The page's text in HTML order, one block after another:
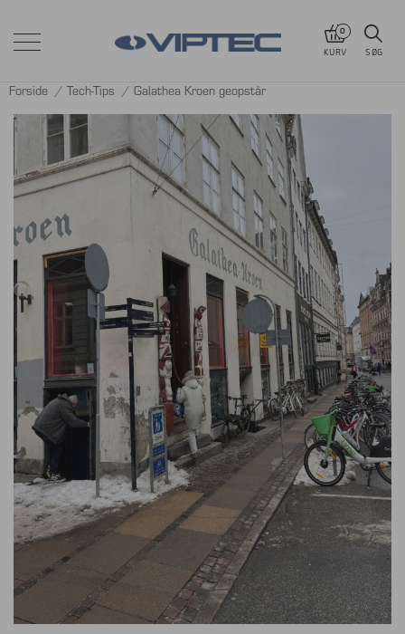
0
KURV SØG
Forside / Tech-Tips / Galathea Kroen geopstår